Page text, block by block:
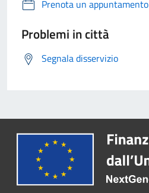
Prenota un appuntamento
Problemi in città
Segnala disservizio